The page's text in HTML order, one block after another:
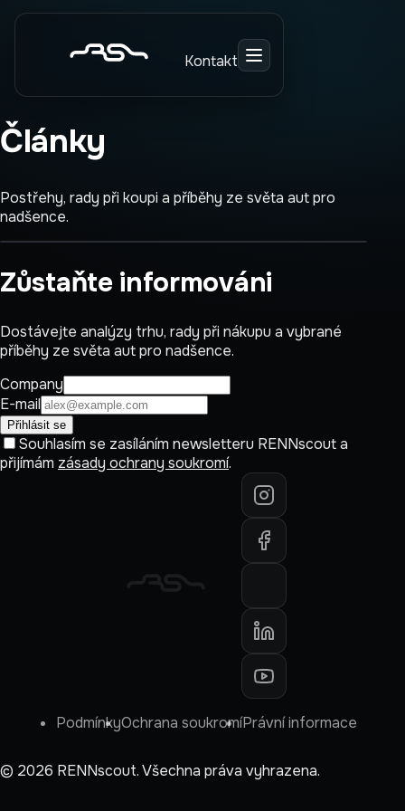
Kontakt
Články
Postřehy, rady při koupi a příběhy ze světa aut pro
nadšence.
About Us
RENNscout is a personalized car sourcing service
vehicles without the stress of traditional
dealership shopping. From daily drivers to
specialty and luxury cars, RENNscout streamlines
market insights, and concierge-level support.
Zůstaňte informováni
Dostávejte analýzy trhu, rady při nákupu a vybrané
příběhy ze světa aut pro nadšence.
Company
E-mail
Přihlásit se
Souhlasím se zasíláním newsletteru RENNscout a
přijímám zásady ochrany soukromí.
PodmínkyOchrana soukromíPrávní informace
© 2026 RENNscout.Všechna práva vyhrazena.